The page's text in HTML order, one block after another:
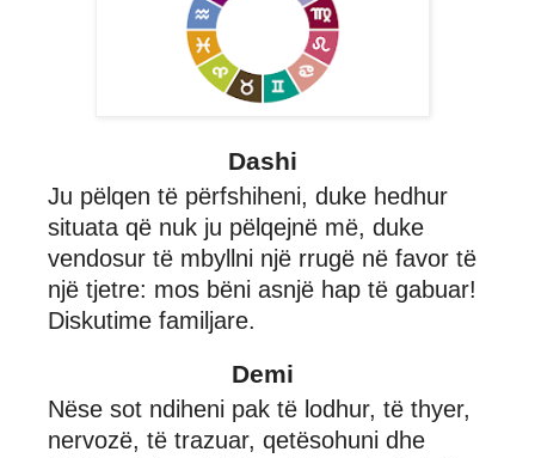
Dashi
Ju pëlqen të përfshiheni, duke hedhur
situata që nuk ju pëlqejnë më, duke
vendosur të mbyllni një rrugë në favor të
një tjetre: mos bëni asnjë hap të gabuar!
Diskutime familjare.
Demi
Nëse sot ndiheni pak të lodhur, të thyer,
nervozë, të trazuar, qetësohuni dhe